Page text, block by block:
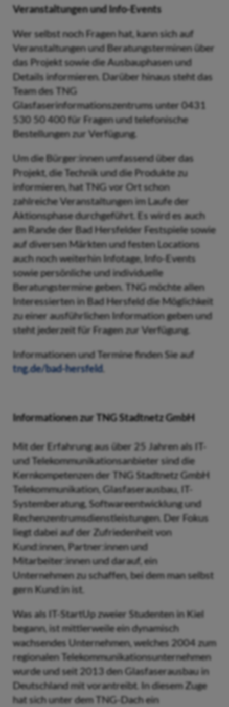
Veranstaltungen und Info-Events
Wer selbst noch Fragen hat, kann sich auf
Veranstaltungen und Beratungsterminen über
das Projekt sowie die Ausbauphasen und
Details informieren. Darüber hinaus steht das
Team des TNG
Glasfaserinformationszentrums unter 0431
530 50 400 für Fragen und telefonische
Bestellungen zur Verfügung.
Um die Bürger:innen umfassend über das
Projekt, die Technik und die Produkte zu
informieren, hat TNG vor Ort schon
zahlreiche Veranstaltungen im Laufe der
Aktionsphase durchgeführt. Es wird es auch
am Rande der Bad Hersfelder Festspiele sowie
auf diversen Märkten und festen Locations
auch noch weiterhin Infotage, Info-Events
sowie persönliche und individuelle
Beratungstermine geben. TNG möchte allen
Interessierten in Bad Hersfeld die Möglichkeit
zu einer ausführlichen Information geben und
steht jederzeit für Fragen zur Verfügung.
Informationen und Termine finden Sie auf
tng.de/bad-hersfeld.
Informationen zur TNG Stadtnetz GmbH
Mit der Erfahrung aus über 25 Jahren als IT-
und Telekommunikationsanbieter sind die
Kernkompetenzen der TNG Stadtnetz GmbH
Telekommunikation, Glasfaserausbau, IT-
Systemberatung, Softwareentwicklung und
Rechenzentrumsdienstleistungen. Der Fokus
liegt dabei auf der Zufriedenheit von
Kund:innen, Partner:innen und
Mitarbeiter:innen und darauf, ein
Unternehmen zu schaffen, bei dem man selbst
gern Kund:in ist.
Was als IT-StartUp zweier Studenten in Kiel
begann, ist mittlerweile ein dynamisch
wachsendes Unternehmen, welches 2004 zum
regionalen Telekommunikationsunternehmen
wurde und seit 2013 den Glasfaserausbau in
Deutschland mit vorantreibt. In diesem Zuge
hat sich unter dem TNG-Dach ein